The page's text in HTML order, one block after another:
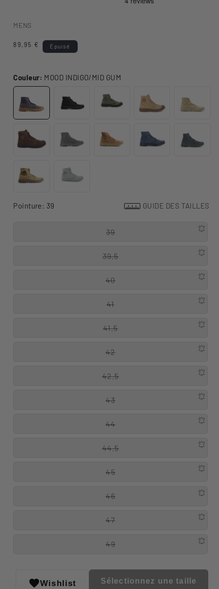
MENS
Prix
89,95 € Épuisé
Couleur: MOOD INDIGO/MID GUM
Pointure: 39 GUIDE DES TAILLES
39
39.5
40
41
41.5
42
42.5
43
44
44.5
45
46
47
49
Wishlist Sélectionnez une taille